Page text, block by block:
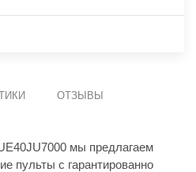
ОТЗЫВЫ
мы предлагаем
пульты с гарантированно